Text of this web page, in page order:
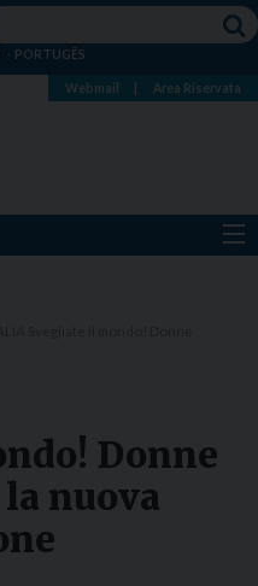
PORTUGÊS
Webmail Area Riservata
Donne
nuova